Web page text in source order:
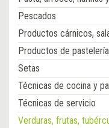
Pescados
Productos cárnicos,
Productos de
Setas
Técnicas de cocina y
Técnicas de servicio
Verduras, frutas,